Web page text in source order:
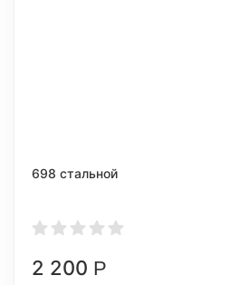
698 стальной
2 200 Р